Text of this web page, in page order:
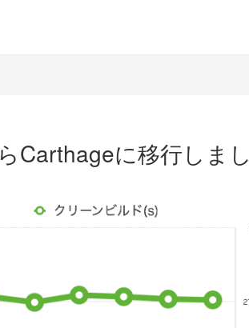
Carthageに移行しまし